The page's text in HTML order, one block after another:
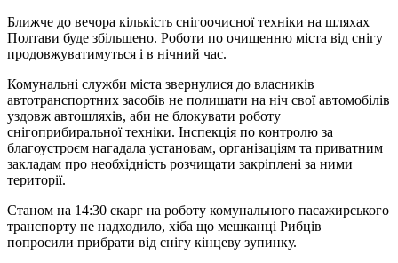
Ближче до вечора кількість снігоочисної техніки на шляхах
Полтави буде збільшено. Роботи по очищенню міста від снігу
продовжуватимуться і в нічний час.
Комунальні служби міста звернулися до власників
автотранспортних засобів не полишати на ніч свої автомобілів
уздовж автошляхів, аби не блокувати роботу
снігоприбиральної техніки. Інспекція по контролю за
благоустроєм нагадала установам, організаціям та приватним
закладам про необхідність розчищати закріплені за ними
території.
Станом на 14:30 скарг на роботу комунального пасажирського
транспорту не надходило, хіба що мешканці Рибців
попросили прибрати від снігу кінцеву зупинку.